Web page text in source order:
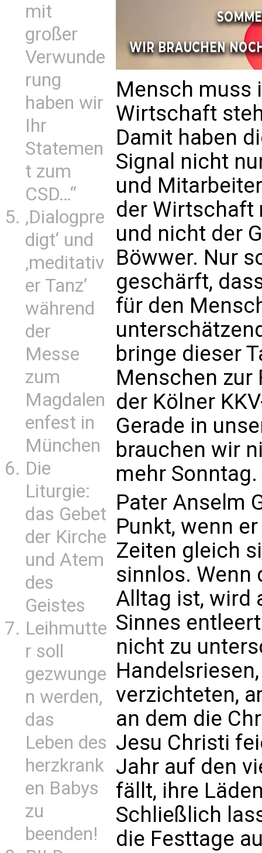
mit
großer
Verwunde
rung
haben wir
Ihr
Statemen
t zum
CSD…“
‚Dialogpre
digt‘ und
‚meditativ
er Tanz’
während
der
Messe
zum
Magdalen
enfest in
München
Die
Liturgie:
das Gebet
der Kirche
und Atem
des
Geistes
Leihmutte
r soll
gezwunge
n werden,
das
Leben des
herzkrank
en Babys
zu
beenden!
Mensch
Wirtschaft
Damit haben
Signal nicht
und
der Wirtschaft
und nicht der
Böwwer. Nur
geschärft,
für den
bringe dieser
Menschen zur
der Kölner
Gerade in
brauchen wir
mehr Sonntag.
Pater Anselm
Punkt, wenn
Zeiten gleich
sinnlos. Wenn
Alltag ist, wird
Sinnes
nicht zu
verzichteten,
an dem die
Jesu Christi
Jahr auf den
fällt, ihre
Schließlich
die Festtage